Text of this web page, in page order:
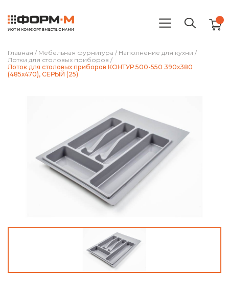
Главная / Мебельная фурнитура / Наполнение для кухни /
Лотки для столовых приборов /
Лоток для столовых приборов КОНТУР 500-550 390х380
(485х470), СЕРЫЙ (25)